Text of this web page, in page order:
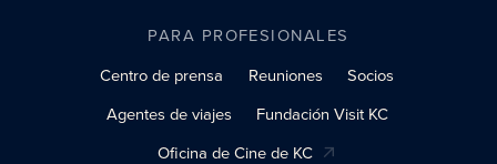
PARA PROFESIONALES
Centro de prensa
Reuniones
Socios
Agentes de viajes
Fundación Visit KC
Oficina de Cine de KC